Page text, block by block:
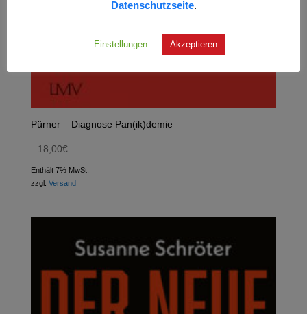
Pürner – Diagnose Pan(ik)demie
18,00€
Enthält 7% MwSt.
zzgl. Versand
Datenschutzseite.
Einstellungen Akzeptieren